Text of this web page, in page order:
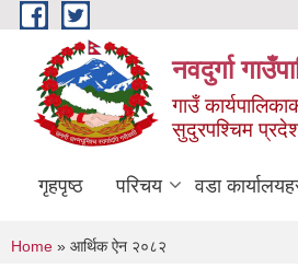
Skip to main content
नवदुर्गा
गाउँ
सुदुरपश्चिम
गृहपृष्ठ परिचय वडा
You are here
Home » आर्थिक ऐन २०८२